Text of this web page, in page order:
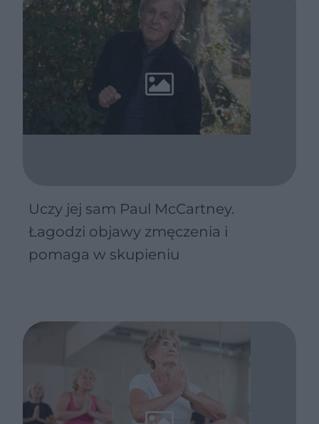
Uczy jej sam Paul McCartney.
Łagodzi objawy zmęczenia i
pomaga w skupieniu